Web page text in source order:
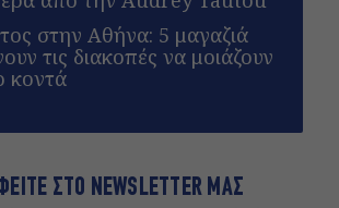
στην Αθήνα: 5 μαγαζιά
τις διακοπές να μοιάζουν
κοντά
ΣΤΟ NEWSLETTER ΜΑΣ